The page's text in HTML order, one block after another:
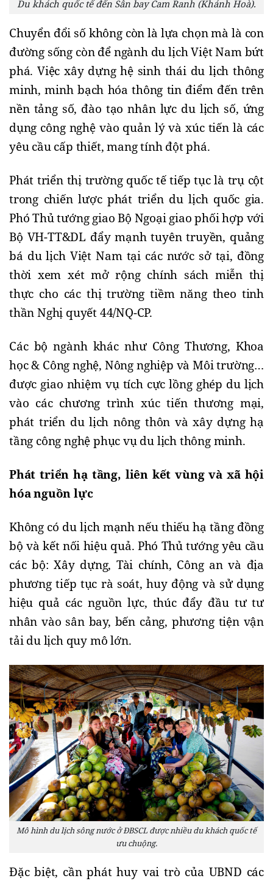
Du khách quốc tế đến Sân bay Cam Ranh (Khánh Hoà).
Chuyển đổi số không còn là lựa chọn mà là con
đường sống còn để ngành du lịch Việt Nam bứt
phá. Việc xây dựng hệ sinh thái du lịch thông
minh, minh bạch hóa thông tin điểm đến trên
nền tảng số, đào tạo nhân lực du lịch số, ứng
dụng công nghệ vào quản lý và xúc tiến là các
yêu cầu cấp thiết, mang tính đột phá.
Phát triển thị trường quốc tế tiếp tục là trụ cột
trong chiến lược phát triển du lịch quốc gia.
Phó Thủ tướng giao Bộ Ngoại giao phối hợp với
Bộ VH-TT&DL đẩy mạnh tuyên truyền, quảng
bá du lịch Việt Nam tại các nước sở tại, đồng
thời xem xét mở rộng chính sách miễn thị
thực cho các thị trường tiềm năng theo tinh
thần Nghị quyết 44/NQ-CP.
Các bộ ngành khác như Công Thương, Khoa
học & Công nghệ, Nông nghiệp và Môi trường…
được giao nhiệm vụ tích cực lồng ghép du lịch
vào các chương trình xúc tiến thương mại,
phát triển du lịch nông thôn và xây dựng hạ
tầng công nghệ phục vụ du lịch thông minh.
Phát triển hạ tầng, liên kết vùng và xã hội
hóa nguồn lực
Không có du lịch mạnh nếu thiếu hạ tầng đồng
bộ và kết nối hiệu quả. Phó Thủ tướng yêu cầu
các bộ: Xây dựng, Tài chính, Công an và địa
phương tiếp tục rà soát, huy động và sử dụng
hiệu quả các nguồn lực, thúc đẩy đầu tư tư
nhân vào sân bay, bến cảng, phương tiện vận
tải du lịch quy mô lớn.
Mô hình du lịch sông nước ở ĐBSCL được nhiều du khách quốc tế
ưu chuộng.
Đặc biệt, cần phát huy vai trò của UBND các